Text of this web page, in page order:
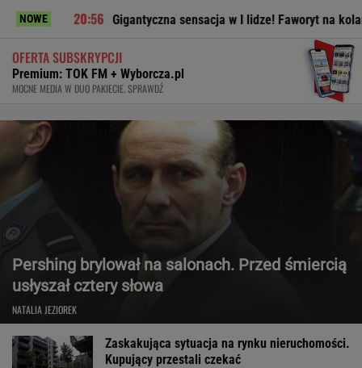
NOWEGigantyczna sensacja w I lidze! Faworyt na kolanach
OFERTA SUBSKRYPCJI
Premium: TOK FM + Wyborcza.pl
MOCNE MEDIA W DUO PAKIECIE. SPRAWDŹ
Pershing brylował na salonach. Przed śmiercią
usłyszał cztery słowa
NATALIA JEZIOREK
Zaskakująca sytuacja na rynku nieruchomości.
Kupujący przestali czekać